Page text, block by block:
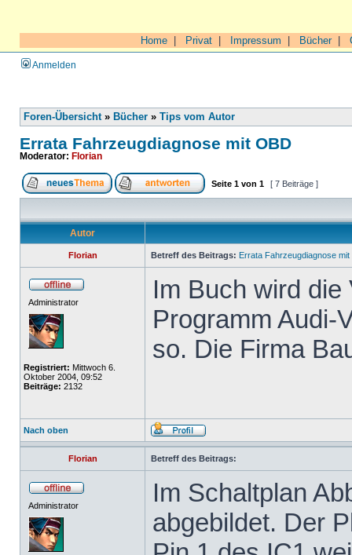
Home Privat Impressum Bücher|
Anmelden
Foren-Übersicht» Bücher » Tips vom Autor
Errata Fahrzeugdiagnose mit OBD
Moderator: Florian
Seite 1 von 1 [ 7 Beiträge ]
Autor
Florian Betreff des Beitrags: Errata Fahrzeugdiagnose mit
Administrator
Registriert: Mittwoch 6.
Oktober 2004, 09:52
Beiträge: 2132
Im Buch wird
Programm Audi-
so. Die Firma
Nach oben
Florian Betreff des Beitrags:
Administrator
Im Schaltplan
abgebildet. Der